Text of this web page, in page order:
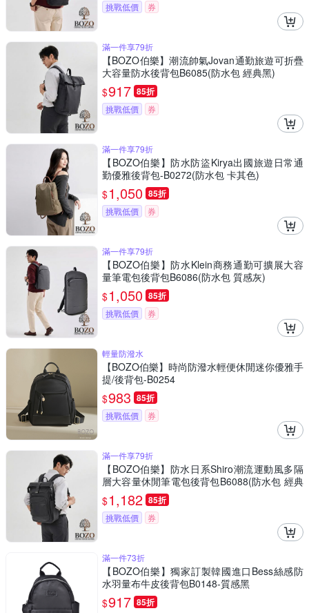
挑戰低價 券
滿一件享79折
【BOZO伯樂】潮流帥氣Jovan通勤旅遊可折疊
大容量防水後背包B6085(防水包 經典黑)
$917 85折
挑戰低價 券
滿一件享79折
【BOZO伯樂】防水防盜Kirya出國旅遊日常通
勤優雅後背包-B0272(防水包 卡其色)
$1,050 85折
挑戰低價 券
滿一件享79折
【BOZO伯樂】防水Klein商務通勤可擴展大容
量筆電包後背包B6086(防水包 質感灰)
$1,050 85折
挑戰低價 券
輕量防潑水
【BOZO伯樂】時尚防潑水輕便休閒迷你優雅手
提/後背包-B0254
$983 85折
挑戰低價 券
滿一件享79折
【BOZO伯樂】防水日系Shiro潮流運動風多隔
層大容量休閒筆電包後背包B6088(防水包 經典
黑)
$1,182 85折
挑戰低價 券
滿一件73折
【BOZO伯樂】獨家訂製韓國進口Bess絲感防
水羽量布牛皮後背包B0148-質感黑
$917 85折